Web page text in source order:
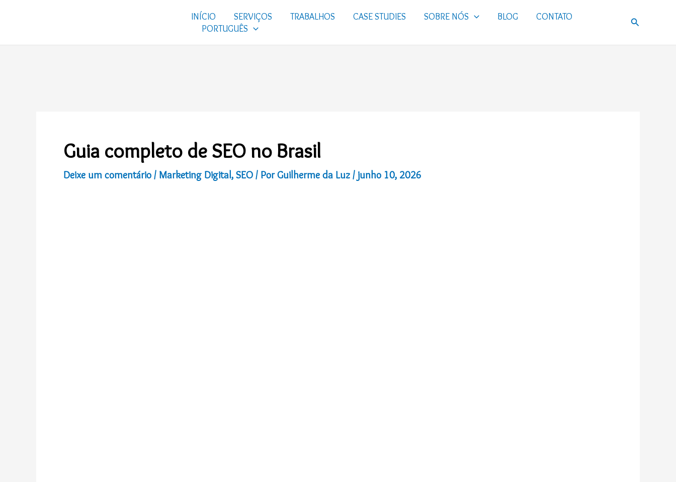
INÍCIO SERVIÇOS TRABALHOS CASE STUDIES SOBRE NÓS BLOG
CONTATO
PORTUGUÊS
Pesquisar
Guia completo de SEO no Brasil
Deixe um comentário / Marketing Digital, SEO / PorGuilherme da Luz / junho 10, 2026